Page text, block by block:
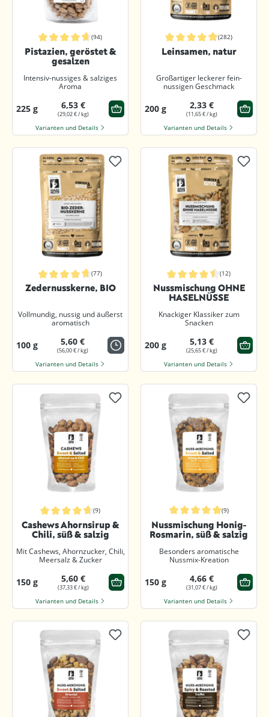
Durchschnittliche Bewertung von 4.7 von 5 Sternen
(94)
Pistazien, geröstet &
gesalzen
Intensiv-nussiges & salziges
Aroma
225 g 6,53 €
(29,02 € / kg)
Varianten und Details
Durchschnittliche Bewertung von
(282)
Leinsamen, natur
Großartiger leckerer fein-
nussigen Geschmack
200 g 2,33 €
(11,65 € / kg)
Varianten und Details
Durchschnittliche Bewertung von 4.8 von 5 Sternen
(77)
Zedernusskerne, BIO
Vollmundig, nussig und äußerst
aromatisch
100 g 5,60 €
(56,00 € / kg)
Varianten und Details
Durchschnittliche Bewertung von
(12)
Nussmischung OHNE
HASELNÜSSE
Knackiger Klassiker zum
Snacken
200 g 5,13 €
(25,65 € / kg)
Varianten und Details
Durchschnittliche Bewertung von 4.7 von 5 Sternen
(9)
Cashews Ahornsirup &
Chili, süß & salzig
Mit Cashews, Ahornzucker, Chili,
Meersalz & Zucker
150 g 5,60 €
(37,33 € / kg)
Varianten und Details
Durchschnittliche Bewertung von
(9)
Nussmischung Honig-
Rosmarin, süß & salzig
Besonders aromatische
Nussmix-Kreation
150 g 4,66 €
(31,07 € / kg)
Varianten und Details